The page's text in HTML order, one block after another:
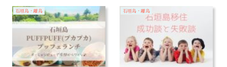
クセス・メニュー・混雑状況や
お店の雰囲気を画像付きで紹介
しています。バニラデリに行か
れる方は参考にどうぞ。
で賑やかでした。こんにちは！
旅生活中のkasumiです。石垣
島祭りは、石垣島で開催される
お祭りの中でも最大といわれて
いるそうで、...
石垣島・離島 石垣島・離島